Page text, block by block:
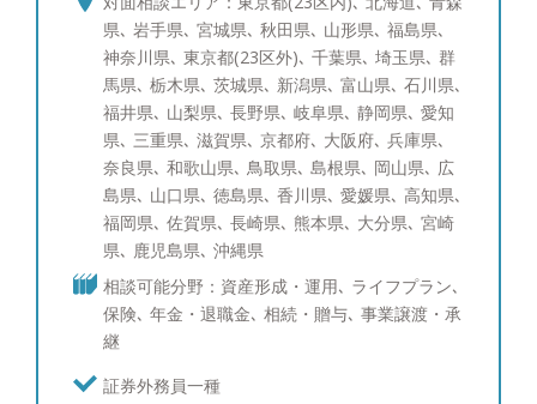
シャルプランナーとして幅広いお客様の経済的課題
に向き合って参りました。 このような経験から資
産運用のご相談はもちろんのこと、将来の相続対策
や節税対策など幅広い解決策をご提案できます。
お客様に寄り添い、中立的立場からフラットな目線
でお話させていただきます。セカンドオピニオンと
してでも構いませんので、まずはお気軽にご相談く
ださい。 ●得意な商品・サービス 日本株式（中小
型株）、日本株式（大型株）、米国株式、先進国債
券、社債、仕組債、投資信託、ポートフォリオコン
サルティング、生命保険 ●趣味 車、教育について
の勉強、グルメ、ゴルフ、ワインを飲むこと、時
計・装飾品 ※ゴルフのスコア：100
県､ 岩手県､ 宮城県､ 秋田県､ 山形県､ 福島県､
神奈川県､ 東京都(23区外)､ 千葉県､ 埼玉県､ 群
馬県､ 栃木県､ 茨城県､ 新潟県､ 富山県､ 石川県､
福井県､ 山梨県､ 長野県､ 岐阜県､ 静岡県､ 愛知
県､ 三重県､ 滋賀県､ 京都府､ 大阪府､ 兵庫県､
奈良県､ 和歌山県､ 鳥取県､ 島根県､ 岡山県､ 広
島県､ 山口県､ 徳島県､ 香川県､ 愛媛県､ 高知県､
福岡県､ 佐賀県､ 長崎県､ 熊本県､ 大分県､ 宮崎
県､ 鹿児島県､ 沖縄県
相談可能分野：資産形成・運用､ ライフプラン､
保険､ 年金・退職金､ 相続・贈与､ 事業譲渡・承
継
証券外務員一種